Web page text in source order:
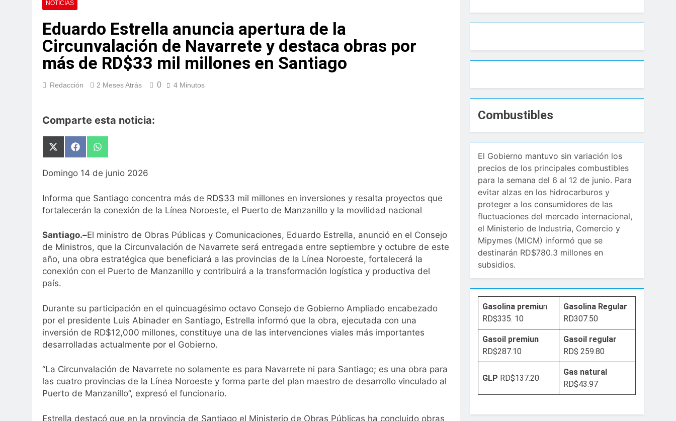
Mujer fallece tras resultar herida en un incidente en Hatillo Palma; su pareja está detenida
2 Horas Atrás
INFOTEP fortalece competencias para que munícipes de Pedernales aprovechen las oportunidades del desarrollo
turístico
2 Horas Atrás
Tomás Hernández Alberto destaca renovación de la dirección del PRM y felicita a sus nuevas autoridades
3 Horas Atrás
Ministerio de Salud y DNCD impulsan investigación sobre consumo de sustancias psicoactivas para fortalecer la
Desarrollo de la Comunidad y Ejército RD llevan jornada médica y social a Bánica, Elías Piña
NOTICIAS
Eduardo Estrella anuncia apertura de la
Circunvalación de Navarrete y destaca obras por
más de RD$33 mil millones en Santiago
Redacción 2 Meses Atrás 0 4 Minutos
Comparte esta noticia:
Compartir
en
(Twitter)
Compartir
en
Facebook
Compartir
en
WhatsApp
Domingo 14 de junio 2026
Informa que Santiago concentra más de RD$33 mil millones en inversiones y resalta proyectos que
fortalecerán la conexión de la Línea Noroeste, el Puerto de Manzanillo y la movilidad nacional
Santiago.–El ministro de Obras Públicas y Comunicaciones, Eduardo Estrella, anunció en el Consejo
de Ministros, que la Circunvalación de Navarrete será entregada entre septiembre y octubre de este
año, una obra estratégica que beneficiará a las provincias de la Línea Noroeste, fortalecerá la
conexión con el Puerto de Manzanillo y contribuirá a la transformación logística y productiva del
país.
Durante su participación en el quincuagésimo octavo Consejo de Gobierno Ampliado encabezado
por el presidente Luis Abinader en Santiago, Estrella informó que la obra, ejecutada con una
inversión de RD$12,000 millones, constituye una de las intervenciones viales más importantes
desarrolladas actualmente por el Gobierno.
“La Circunvalación de Navarrete no solamente es para Navarrete ni para Santiago; es una obra para
las cuatro provincias de la Línea Noroeste y forma parte del plan maestro de desarrollo vinculado al
Puerto de Manzanillo”, expresó el funcionario.
Estrella destacó que en la provincia de Santiago el Ministerio de Obras Públicas ha concluido obras
Combustibles
El Gobierno mantuvo sin variación los
precios de los principales combustibles
para la semana del 6 al 12 de junio. Para
evitar alzas en los hidrocarburos y
proteger a los consumidores de las
fluctuaciones del mercado internacional,
el Ministerio de Industria, Comercio y
Mipymes (MICM) informó que se
destinarán RD$780.3 millones en
subsidios.
Gasolina premiun
RD$335. 10
Gasolina Regular
RD307.50
Gasoil premiun
RD$287.10
Gasoil regular
RD$ 259.80
GLP RD$137.20
Gas natural
RD$43.97